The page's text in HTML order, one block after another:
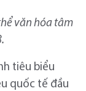
văn hóa tâm
tiêu biểu
quốc tế đầu